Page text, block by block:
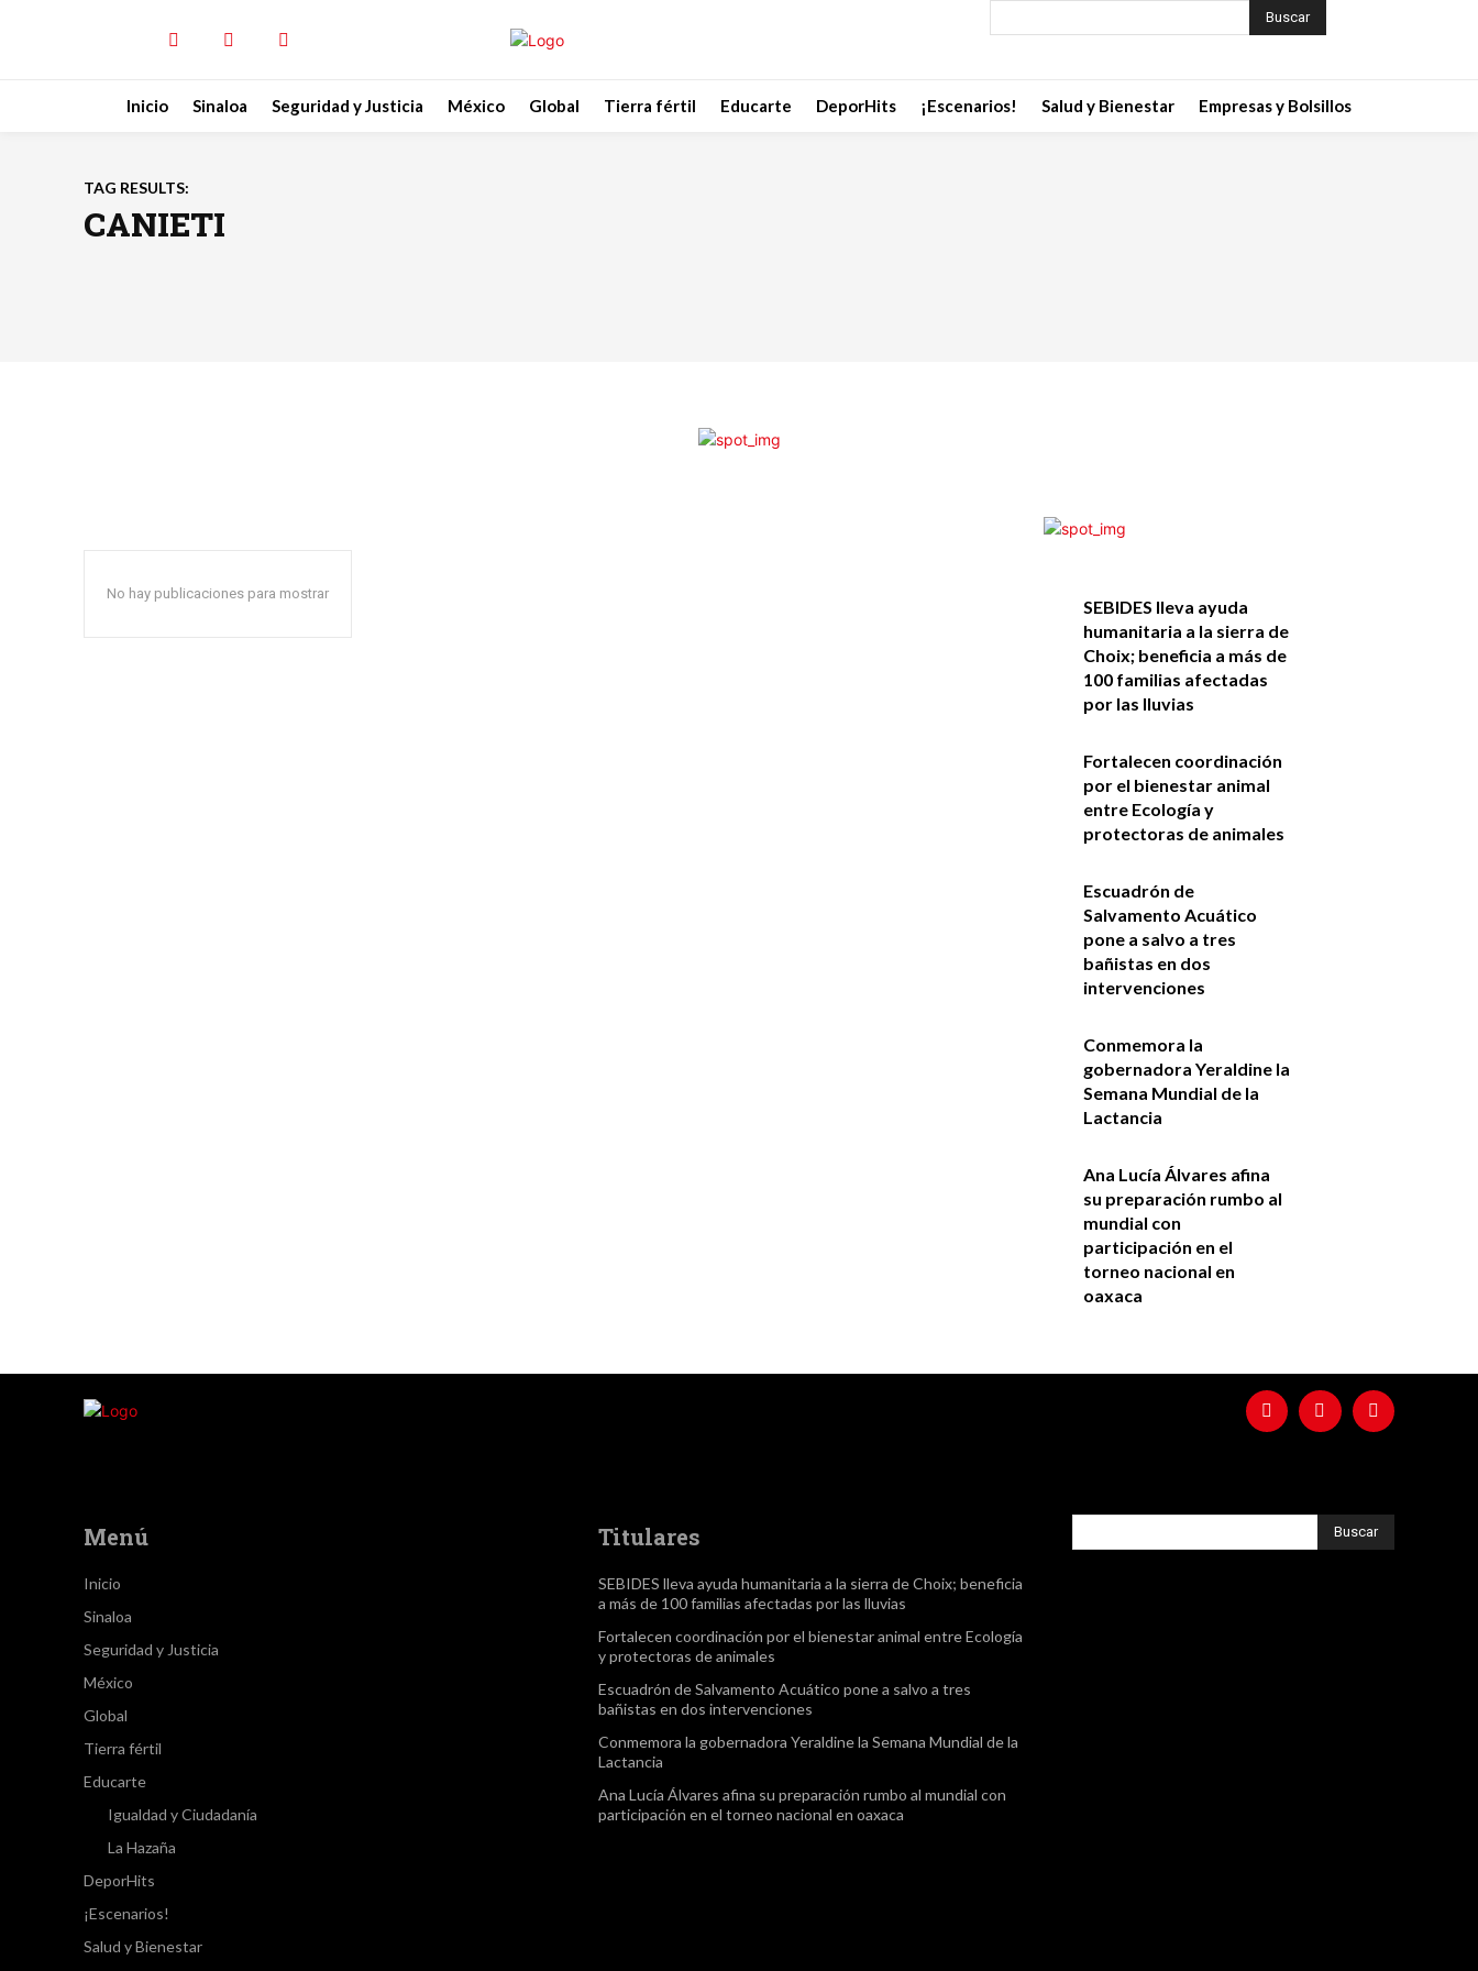
Buscar
Inicio Sinaloa Seguridad y Justicia México Global Tierra fértil Educarte DeporHits ¡Escenarios! Salud y Bienestar Empresas y Bolsillos
TAG RESULTS:
CANIETI
No hay publicaciones para mostrar
SEBIDES lleva ayuda
humanitaria a la sierra de
Choix; beneficia a más de
100 familias afectadas
por las lluvias
Fortalecen coordinación
por el bienestar animal
entre Ecología y
protectoras de animales
Escuadrón de
Salvamento Acuático
pone a salvo a tres
bañistas en dos
intervenciones
Conmemora la
gobernadora Yeraldine la
Semana Mundial de la
Lactancia
Ana Lucía Álvares afina
su preparación rumbo al
mundial con
participación en el
torneo nacional en
oaxaca
Menú
Inicio
Sinaloa
Seguridad y Justicia
México
Global
Tierra fértil
Educarte
Igualdad y Ciudadanía
La Hazaña
DeporHits
¡Escenarios!
Salud y Bienestar
Titulares
SEBIDES lleva ayuda humanitaria a la sierra de Choix; beneficia
a más de 100 familias afectadas por las lluvias
Fortalecen coordinación por el bienestar animal entre Ecología
y protectoras de animales
Escuadrón de Salvamento Acuático pone a salvo a tres
bañistas en dos intervenciones
Conmemora la gobernadora Yeraldine la Semana Mundial de la
Lactancia
Ana Lucía Álvares afina su preparación rumbo al mundial con
participación en el torneo nacional en oaxaca
Buscar